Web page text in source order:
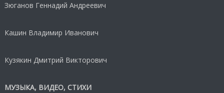
Зюганов Геннадий Андреевич
Кашин Владимир Иванович
Кузякин Дмитрий Викторович
МУЗЫКА, ВИДЕО, СТИХИ